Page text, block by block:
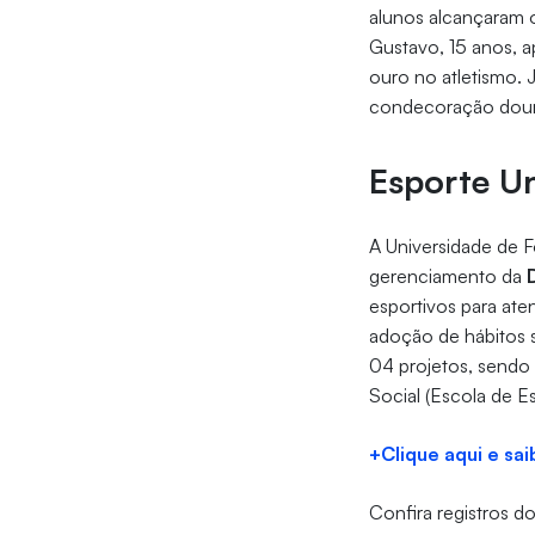
alunos alcançaram
Gustavo, 15 anos,
ouro no atletismo.
condecoração
Esporte
A Universidade de
gerenciamento da
esportivos para
adoção de hábitos
04 projetos, sendo
Social (Escola de
+Clique aqui e
Confira registros